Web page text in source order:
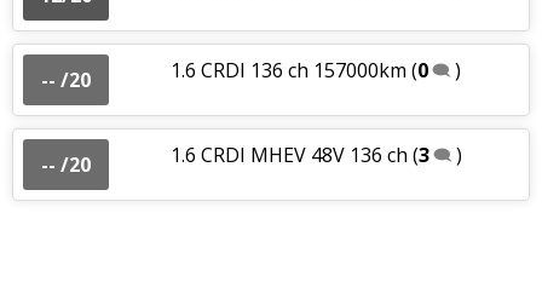
-- /20 1.6 CRDI 136 ch 157000km (0 )
-- /20 1.6 CRDI MHEV 48V 136 ch (3 )